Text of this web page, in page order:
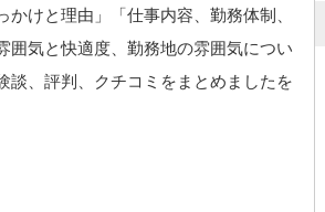
けと理由」「仕事内容、勤務体制、
囲気と快適度、勤務地の雰囲気につい
談、評判、クチコミをまとめましたを